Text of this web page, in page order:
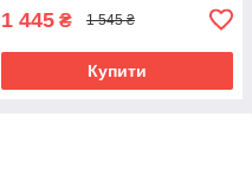
1 445 ₴ 1 545 ₴
Купити